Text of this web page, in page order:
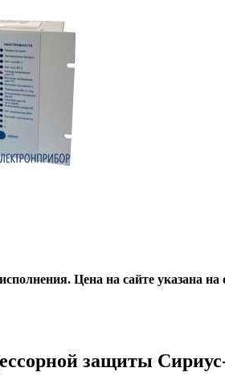
Цена на сайте
защиты